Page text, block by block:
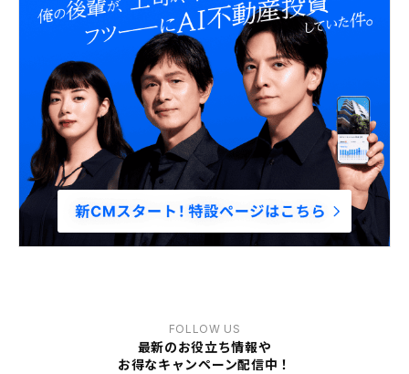
FOLLOW US
最新のお役立ち情報や
お得なキャンペーン配信中！